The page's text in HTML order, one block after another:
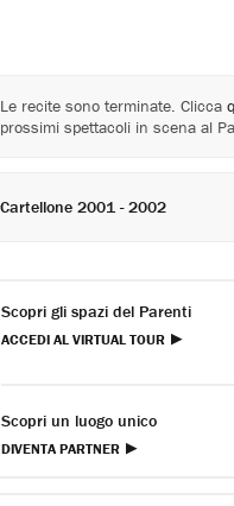
Le recite sono terminate. Clicca
prossimi spettacoli in scena al
Cartellone 2001 - 2002
Scopri gli spazi del Parenti
ACCEDI AL VIRTUAL TOUR
Scopri un luogo unico
DIVENTA PARTNER